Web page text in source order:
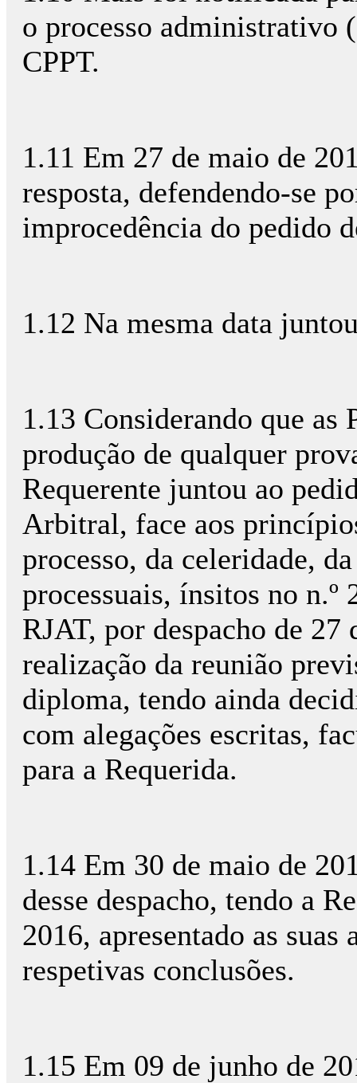
o processo administrativo
CPPT.
1.11 Em 27 de maio de
resposta, defendendo-se
improcedência do pedido
1.12 Na mesma data
1.13 Considerando que as
produção de qualquer
Requerente juntou ao
Arbitral, face aos
processo, da celeridade,
processuais, ínsitos no n.º
RJAT, por despacho de
realização da reunião
diploma, tendo ainda
com alegações escritas,
para a Requerida.
1.14 Em 30 de maio de
desse despacho, tendo a
2016, apresentado as
respetivas conclusões.
1.15 Em 09 de junho de